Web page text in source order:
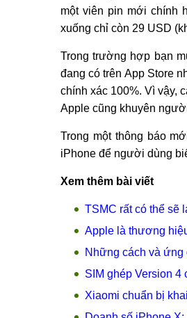
một viên pin mới chính
xuống chỉ còn 29 USD
Trong trường hợp bạn
đang có trên App Store
chính xác 100%. Vì vậy,
Apple cũng khuyên
Trong một thông báo
iPhone để người dùng
Xem thêm bài viết
TSMC rất có thể sẽ
Apple là thương
Những cách và ứng
SIM ghép Version
Xiaomi chuẩn bị